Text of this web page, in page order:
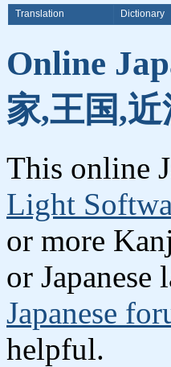
Translation Dictionary
Online
家,王国,
This online
Light
or more
or Japanese
Japanese
helpful.